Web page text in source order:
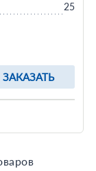
ЗАКАЗАТЬ
25